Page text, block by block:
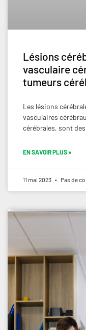
Lésions
vasculaire
tumeurs
Les lésions
vasculaires
cérébrales, sont
EN SAVOIR PLUS »
11 mai 2023 Pas de